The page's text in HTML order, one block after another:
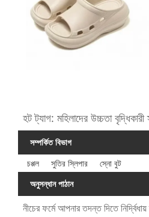
হট ট্যাগ: মহিলাদের উচ্চতা বৃদ্ধিকারী
সম্পর্কিত বিভাগ
চপ্পল
সুতির স্লিপার
স্নো বুট
অনুসন্ধান পাঠান
নীচের ফর্মে আপনার তদন্ত দিতে